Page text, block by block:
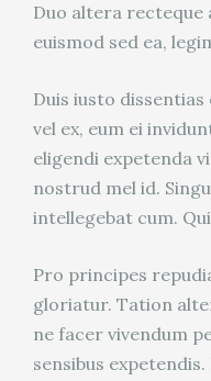
Duo altera recteque
euismod sed ea,
Duis iusto
vel ex, eum ei
eligendi expetenda
nostrud mel id.
intellegebat cum.
Pro principes
gloriatur. Tation
ne facer vivendum
sensibus